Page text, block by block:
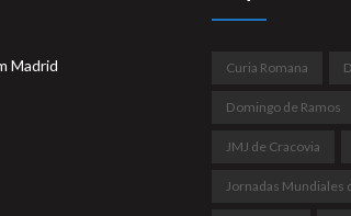
Madrid Curia Romana
Domingo de Ramos
JMJ de Cracovia
Jornadas Mundiales